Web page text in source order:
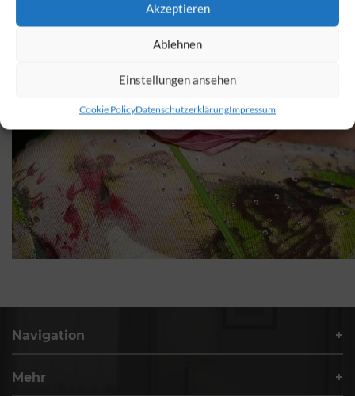
Akzeptieren
Ablehnen
Einstellungen ansehen
Cookie PolicyDatenschutzerklärungImpressum
Navigation
Mehr